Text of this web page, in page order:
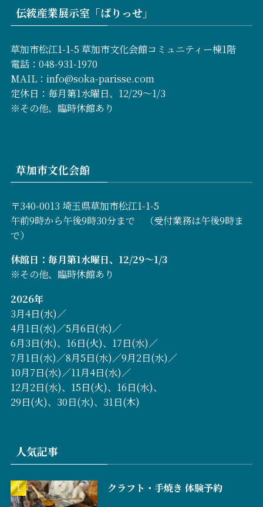
伝統産業展示室「ぱりっせ」
草加市松江1-1-5 草加市文化会館コミュニティー棟1階
電話：048-931-1970
MAIL：info@soka-parisse.com
定休日：毎月第1水曜日、12/29～1/3
※その他、臨時休館あり
草加市文化会館
〒340-0013 埼玉県草加市松江1-1-5
午前9時から午後9時30分まで （受付業務は午後9時ま
で）
休館日：毎月第1水曜日、12/29～1/3
※その他、臨時休館あり
2026年
3月4日(水)／
4月1日(水)／5月6日(水)／
6月3日(水)、16日(火)、17日(水)／
7月1日(水)／8月5日(水)／9月2日(水)／
10月7日(水)／11月4日(水)／
12月2日(水)、15日(火)、16日(水)、
29日(火)、30日(水)、31日(木)
人気記事
クラフト・手焼き 体験予約